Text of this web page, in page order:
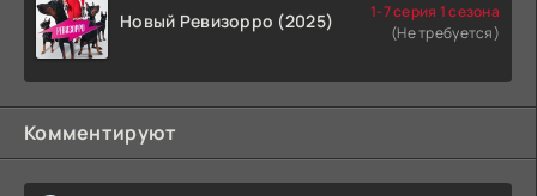
Новый Ревизорро (2025)
1-7 серия 1 сезона
(Не требуется)
Комментируют